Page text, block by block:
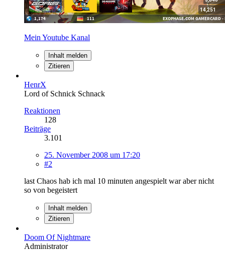
Mein Youtube Kanal
Inhalt melden
Zitieren
HenrX
Lord of Schnick Schnack
Reaktionen
128
Beiträge
3.101
25. November 2008 um 17:20
#2
last Chaos hab ich mal 10 minuten angespielt war aber nicht
so von begeistert
Inhalt melden
Zitieren
Doom Of Nightmare
Administrator